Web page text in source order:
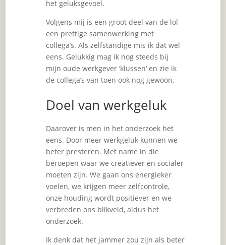
het geluksgevoel.
Volgens mij is een groot deel van de lol
een prettige samenwerking met
collega’s. Als zelfstandige mis ik dat wel
eens. Gelukkig mag ik nog steeds bij
mijn oude werkgever ‘klussen’ en zie ik
de collega’s van toen ook nog gewoon.
Doel van werkgeluk
Daarover is men in het onderzoek het
eens. Door meer werkgeluk kunnen we
beter presteren. Met name in die
beroepen waar we creatiever en socialer
moeten zijn. We gaan ons energieker
voelen, we krijgen meer zelfcontrole,
onze houding wordt positiever en we
verbreden ons blikveld, aldus het
onderzoek.
Ik denk dat het jammer zou zijn als beter